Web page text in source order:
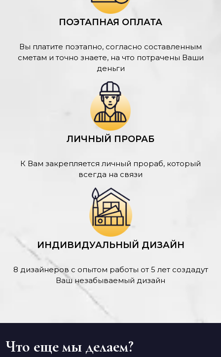
ПОЭТАПНАЯ ОПЛАТА
Вы платите поэтапно, согласно составленным
сметам и точно знаете, на что потрачены Ваши
деньги
ЛИЧНЫЙ ПРОРАБ
К Вам закрепляется личный прораб, который
всегда на связи
ИНДИВИДУАЛЬНЫЙ ДИЗАЙН
8 дизайнеров с опытом работы от 5 лет создадут
Ваш незабываемый дизайн
Что еще мы делаем?